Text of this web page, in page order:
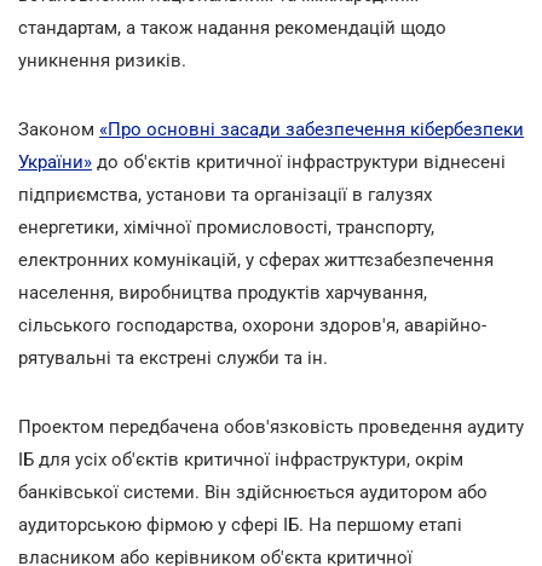
стандартам, а також надання рекомендацій щодо
уникнення ризиків.
Законом «Про основні засади забезпечення кібербезпеки
України» до об'єктів критичної інфраструктури віднесені
підприємства, установи та організації в галузях
енергетики, хімічної промисловості, транспорту,
електронних комунікацій, у сферах життєзабезпечення
населення, виробництва продуктів харчування,
сільського господарства, охорони здоров'я, аварійно-
рятувальні та екстрені служби та ін.
Проектом передбачена обов'язковість проведення аудиту
ІБ для усіх об'єктів критичної інфраструктури, окрім
банківської системи. Він здійснюється аудитором або
аудиторською фірмою у сфері ІБ. На першому етапі
власником або керівником об'єкта критичної